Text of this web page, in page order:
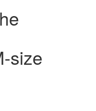
size